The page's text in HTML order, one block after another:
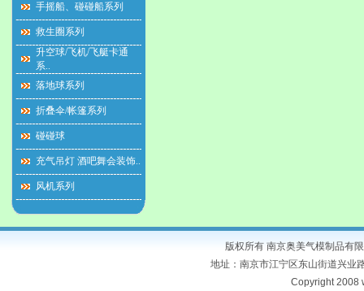
手摇船、碰碰船系列
救生圈系列
升空球/飞机/飞艇卡通
系..
落地球系列
折叠伞/帐篷系列
碰碰球
充气吊灯 酒吧舞会装饰..
风机系列
版权所有 南京奥美气模制品有
地址：南京市江宁区东山街道兴业
Copyright 2008